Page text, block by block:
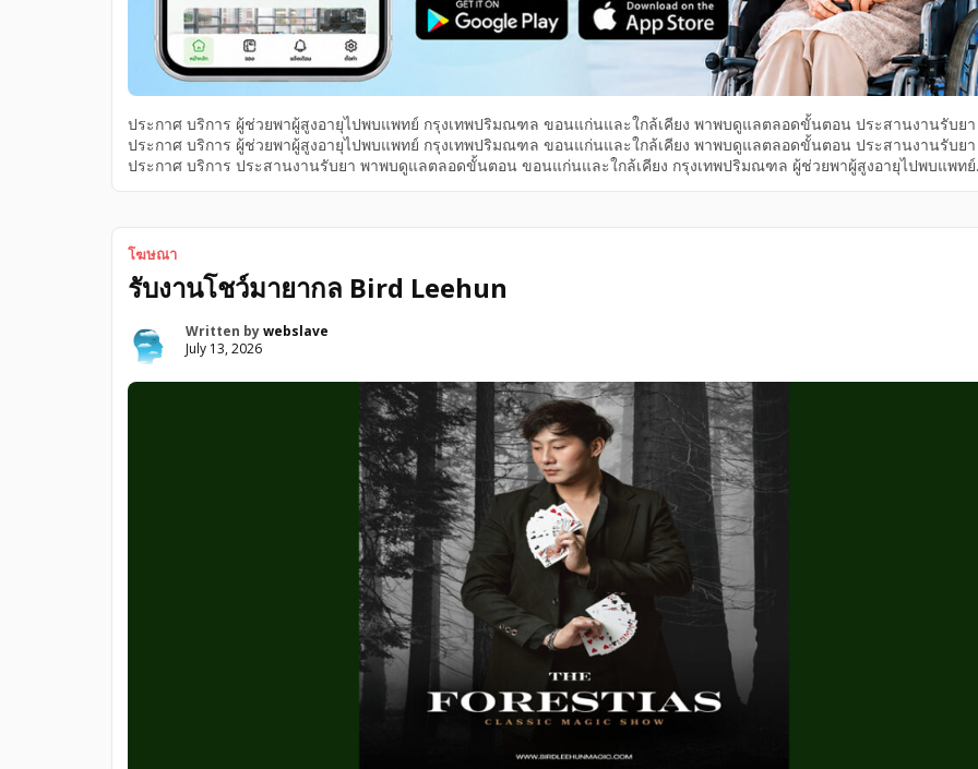
ประกาศ บริการ ผู้ช่วยพาผู้สูงอายุไปพบแพทย์ กรุงเทพปริมณฑล ขอนแก่นและใกล้เคียง พาพบดูแลตลอดขั้นตอน ประสานงานรับยา
ประกาศ บริการ ผู้ช่วยพาผู้สูงอายุไปพบแพทย์ กรุงเทพปริมณฑล ขอนแก่นและใกล้เคียง พาพบดูแลตลอดขั้นตอน ประสานงานรับยา
ประกาศ บริการ ประสานงานรับยา พาพบดูแลตลอดขั้นตอน ขอนแก่นและใกล้เคียง กรุงเทพปริมณฑล ผู้ช่วยพาผู้สูงอายุไปพบแพทย์
โฆษณา
รับงานโชว์มายากล Bird Leehun
Written bywebslave
July 13, 2026